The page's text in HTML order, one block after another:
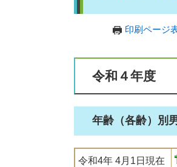
印刷ページ
令和４年度
年齢（各齢）別
令和4年 4月1日現在